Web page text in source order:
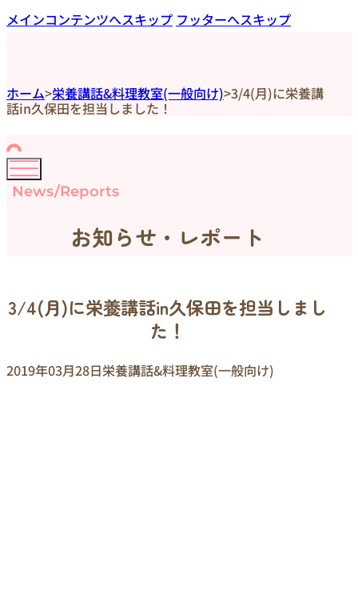
メインコンテンツへスキップ フッターへスキップ
ホーム>栄養講話&料理教室(一般向け)>3/4(月)に栄養講
話in久保田を担当しました！
News/Reports
お知らせ・レポート
3/4(月)に栄養講話in久保田を担当しまし
た！
2019年03月28日栄養講話&料理教室(一般向け)